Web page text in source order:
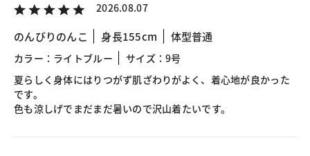
2026.08.07
のんびりのんこ 身長155cm 体型普通
カラー：ライトブルー
サイズ：9号
夏らしく身体にはりつがず肌ざわりがよく、着心地が良かった
です。
色も涼しげでまだまだ暑いので沢山着たいです。